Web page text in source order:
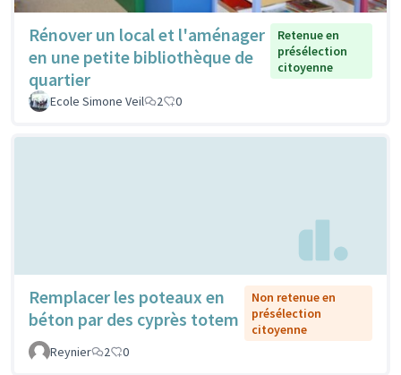
Rénover un local et l'aménager
en une petite bibliothèque de
quartier
Retenue en
présélection
citoyenne
Ecole Simone Veil 2 0
Remplacer les poteaux en
béton par des cyprès totem
Non retenue en
présélection
citoyenne
Reynier
2 0